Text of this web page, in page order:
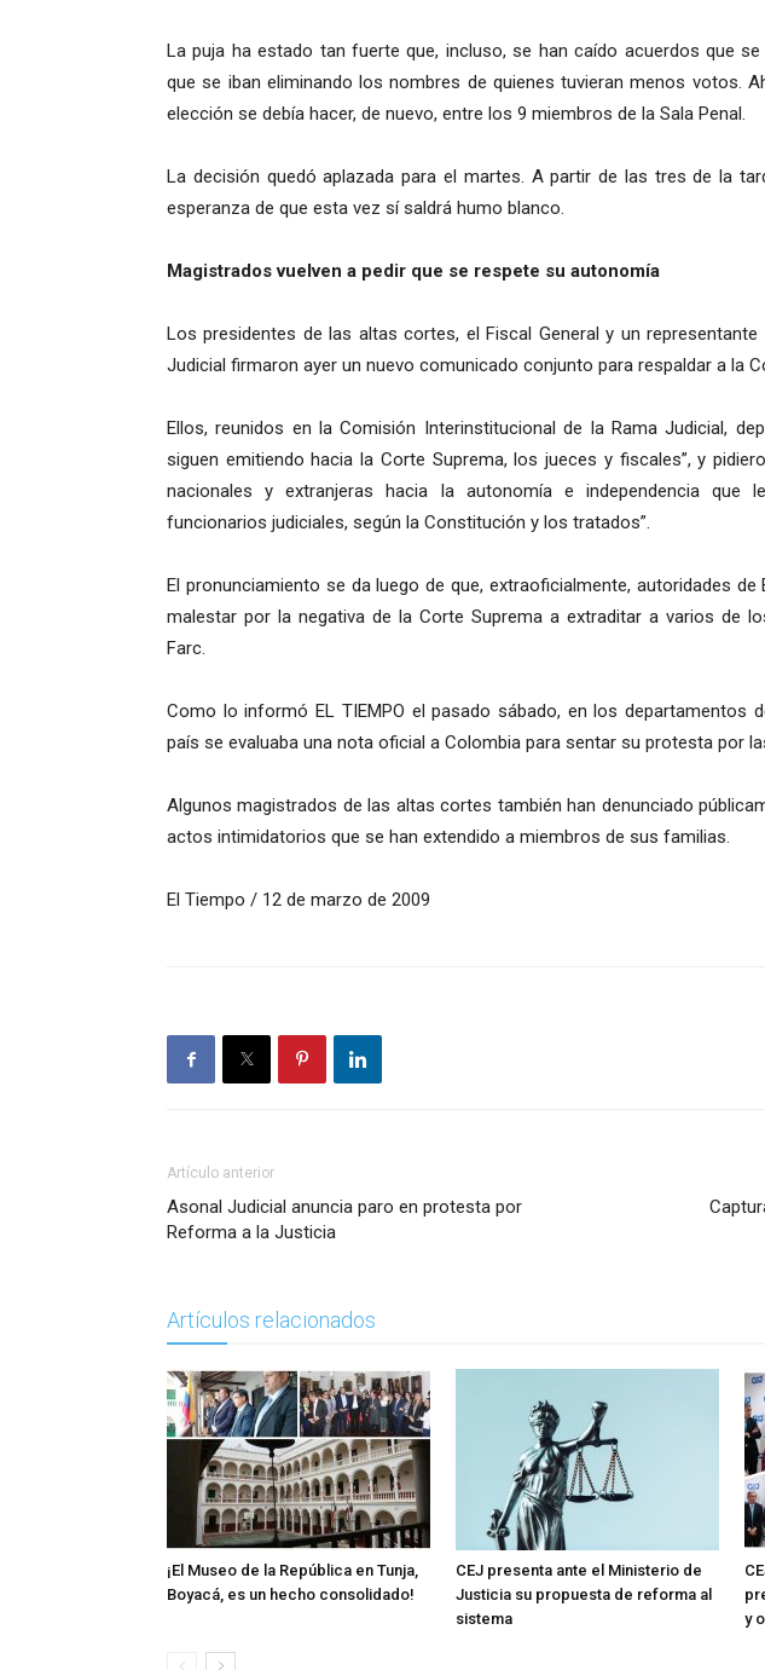
La puja ha estado tan fuerte que, incluso, se han caído acuerdos que
que se iban eliminando los nombres de quienes tuvieran menos votos.
elección se debía hacer, de nuevo, entre los 9 miembros de la Sala Penal.
La decisión quedó aplazada para el martes. A partir de las tres de la
esperanza de que esta vez sí saldrá humo blanco.
Magistrados vuelven a pedir que se respete su autonomía
Los presidentes de las altas cortes, el Fiscal General y un
Judicial firmaron ayer un nuevo comunicado conjunto para respaldar a la
Ellos, reunidos en la Comisión Interinstitucional de la Rama Judicial,
siguen emitiendo hacia la Corte Suprema, los jueces y fiscales”, y
nacionales y extranjeras hacia la autonomía e independencia que
funcionarios judiciales, según la Constitución y los tratados”.
El pronunciamiento se da luego de que, extraoficialmente, autoridades
malestar por la negativa de la Corte Suprema a extraditar a varios de
Farc.
Como lo informó EL TIEMPO el pasado sábado, en los departamentos
país se evaluaba una nota oficial a Colombia para sentar su protesta por
Algunos magistrados de las altas cortes también han denunciado
actos intimidatorios que se han extendido a miembros de sus familias.
El Tiempo / 12 de marzo de 2009
Artículo anterior
Asonal Judicial anuncia paro en protesta por
Reforma a la Justicia
Artículos relacionados
¡El Museo de la República en Tunja,
Boyacá, es un hecho consolidado!
CEJ presenta ante el Ministerio de
Justicia su propuesta de reforma al
sistema
y